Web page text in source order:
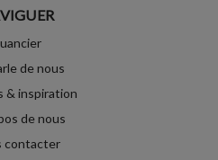
de nous
& inspiration
de nous
contacter